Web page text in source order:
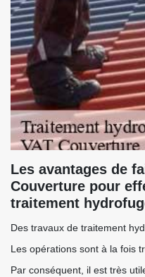
Les avantages de
Couverture pour
traitement
Des travaux de traitement
Les opérations sont à la fois
Par conséquent, il est très